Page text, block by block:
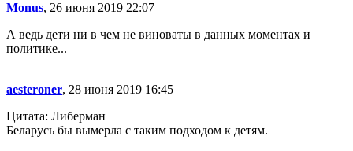
Monus, 26 июня 2019 22:07
А ведь дети ни в чем не виноваты в данных моментах и
политике...
aesteroner, 28 июня 2019 16:45
Цитата: Либерман
Беларусь бы вымерла с таким подходом к детям.